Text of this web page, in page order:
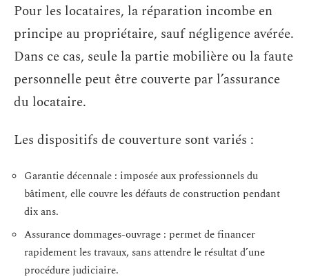
Pour les locataires, la réparation incombe en
principe au propriétaire, sauf négligence avérée.
Dans ce cas, seule la partie mobilière ou la faute
personnelle peut être couverte par l’assurance
du locataire.
Les dispositifs de couverture sont variés :
Garantie décennale : imposée aux professionnels du
bâtiment, elle couvre les défauts de construction pendant
dix ans.
Assurance dommages-ouvrage : permet de financer
rapidement les travaux, sans attendre le résultat d’une
procédure judiciaire.